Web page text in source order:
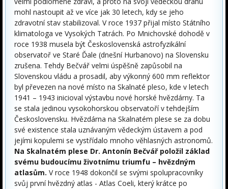
mohl nastoupit až ve více jak 30 letech, kdy se jeho
zdravotní stav stabilizoval. V roce 1937 přijal místo Státního
klimatologa ve Vysokých Tatrách. Po Mnichovské dohodě v
roce 1938 musela být Československá astrofyzikální
observatoř ve Staré Ďale (dnešní Hurbanovo) na Slovensku
zrušena. Tehdy Bečvář velmi úspěšně zapůsobil na
Slovenskou vládu a prosadil, aby výkonný 600 mm reflektor
byl převezen na nové místo na Skalnaté pleso, kde v letech
1941 – 1943 inicioval výstavbu nové horské hvězdárny. Ta
se stala jedinou vysokohorskou observatoří v tehdejším
Československu. Hvězdárna na Skalnatém plese se za dobu
své existence stala uznávaným vědeckým ústavem a pod
jejími kopulemi se vystřídalo mnoho věhlasných astronomů.
Na Skalnatém plese Dr. Antonín Bečvář položil základ
svému budoucímu životnímu triumfu – hvězdným
atlasům. V roce 1948 dokončil se svými spolupracovníky
svůj první hvězdný atlas - Atlas Coeli, který krátce po